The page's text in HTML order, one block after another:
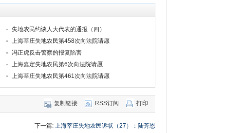
失地农民约谈人大代表的通报（四）
上海莘庄失地农民第458次向法院请愿
冯正虎反击警察的报复陷害
上海嘉定失地农民第6次向法院请愿
上海莘庄失地农民第461次向法院请愿
打印
RSS订阅
复制链接
下一篇: 上海莘庄失地农民诉状（27）：陆芳恩